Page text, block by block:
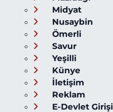
Midyat
Nusaybin
Ömerli
Savur
Yeşilli
Künye
İletişim
Reklam
E-Devlet Girişi